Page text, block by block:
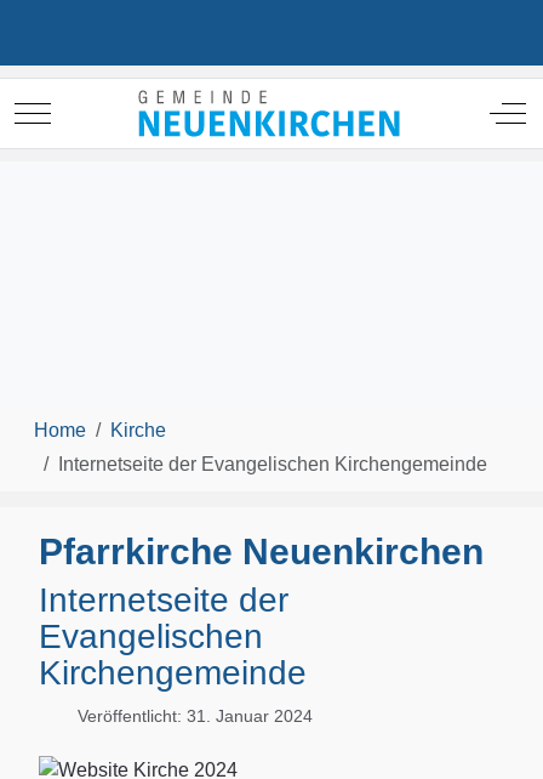
Mobile Menu Toggle Off-
Home
Kirche
Internetseite der Evangelischen Kirchengemeinde
Pfarrkirche Neuenkirchen
Internetseite der
Evangelischen
Kirchengemeinde
Veröffentlicht: 31. Januar 2024